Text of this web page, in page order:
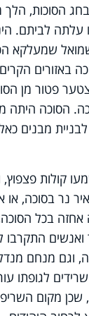
הסוכות, הלך
עלתה לביתם.
שמעלקא
באזורים
פטור מן
הסוכה היתה
מבנים
קולות פצפוץ,
נר בסוכה, או
אחזה בכל
התקרבו
וגם מנחם
לגופתו
שכן מקום